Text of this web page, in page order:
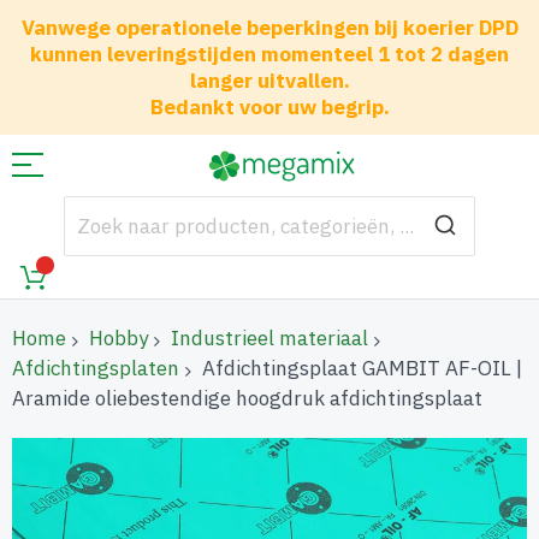
Vanwege operationele beperkingen bij koerier DPD
kunnen leveringstijden momenteel 1 tot 2 dagen
langer uitvallen.
Bedankt voor uw begrip.
Home Hobby
Industrieel materiaal
Afdichtingsplaten
Afdichtingsplaat GAMBIT AF-OIL |
Aramide oliebestendige hoogdruk afdichtingsplaat
het
einde
van